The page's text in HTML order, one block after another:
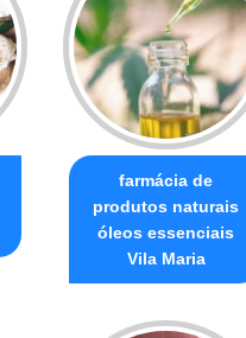
farmácia de
produtos naturais
óleos essenciais
Vila Maria